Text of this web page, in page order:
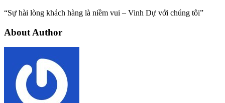
“Sự hài lòng khách hàng là niềm vui – Vinh Dự với chúng tôi”
About Author